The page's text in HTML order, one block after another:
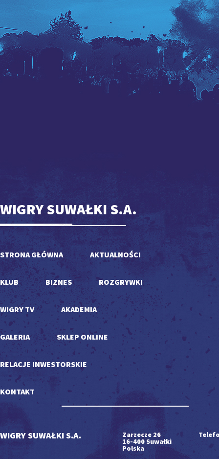
WIGRY SUWAŁKI S.A.
STRONA GŁÓWNA AKTUALNOŚCI
KLUB BIZNES ROZGRYWKI
WIGRY TV AKADEMIA
GALERIA SKLEP ONLINE
RELACJE INWESTORSKIE
KONTAKT
WIGRY SUWAŁKI S.A. Zarzecze 26
16-400 Suwałki
Polska